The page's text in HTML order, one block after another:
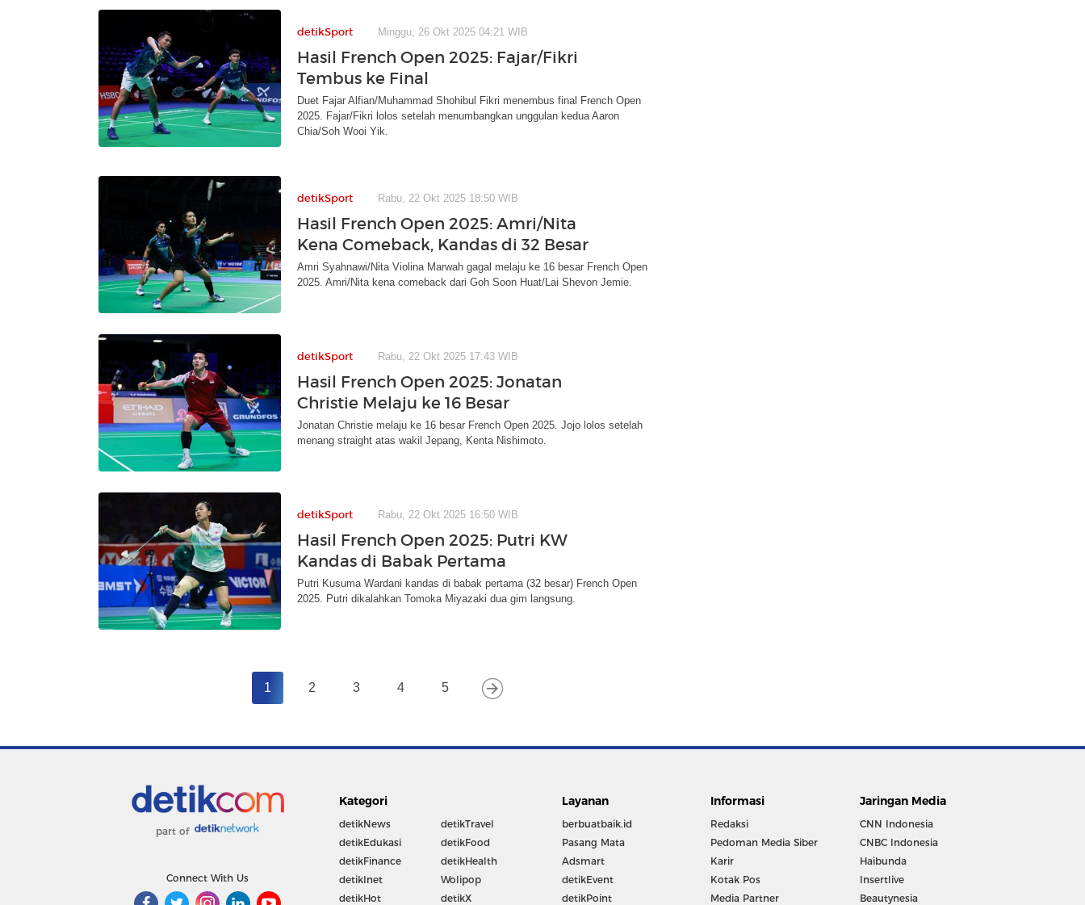
detikSport Minggu, 26 Okt 2025 04:21 WIB
Hasil French Open 2025: Fajar/Fikri
Tembus ke Final
Duet Fajar Alfian/Muhammad Shohibul Fikri menembus final French Open
2025. Fajar/Fikri lolos setelah menumbangkan unggulan kedua Aaron
Chia/Soh Wooi Yik.
detikSport Rabu, 22 Okt 2025 18:50 WIB
Hasil French Open 2025: Amri/Nita
Kena Comeback, Kandas di 32 Besar
Amri Syahnawi/Nita Violina Marwah gagal melaju ke 16 besar French Open
2025. Amri/Nita kena comeback dari Goh Soon Huat/Lai Shevon Jemie.
detikSport Rabu, 22 Okt 2025 17:43 WIB
Hasil French Open 2025: Jonatan
Christie Melaju ke 16 Besar
Jonatan Christie melaju ke 16 besar French Open 2025. Jojo lolos setelah
menang straight atas wakil Jepang, Kenta Nishimoto.
detikSport Rabu, 22 Okt 2025 16:50 WIB
Hasil French Open 2025: Putri KW
Kandas di Babak Pertama
Putri Kusuma Wardani kandas di babak pertama (32 besar) French Open
2025. Putri dikalahkan Tomoka Miyazaki dua gim langsung.
1 2 3 4 5
part of
Connect With Us
Kategori
detikNews
detikEdukasi
detikFinance
detikInet
detikHot
detikTravel
detikFood
detikHealth
Wolipop
detikX
Layanan
berbuatbaik.id
Pasang Mata
Adsmart
detikEvent
detikPoint
Informasi
Redaksi
Pedoman Media Siber
Karir
Kotak Pos
Media Partner
Jaringan Media
CNN Indonesia
CNBC Indonesia
Haibunda
Insertlive
Beautynesia